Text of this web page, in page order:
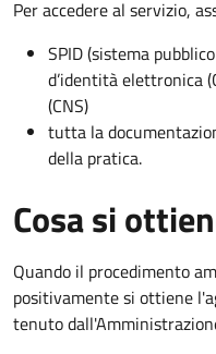
Per accedere al servizio,
SPID (sistema
d’identità elettronica
(CNS)
tutta la
della pratica.
Cosa si
Quando il procedimento
positivamente si ottiene
tenuto